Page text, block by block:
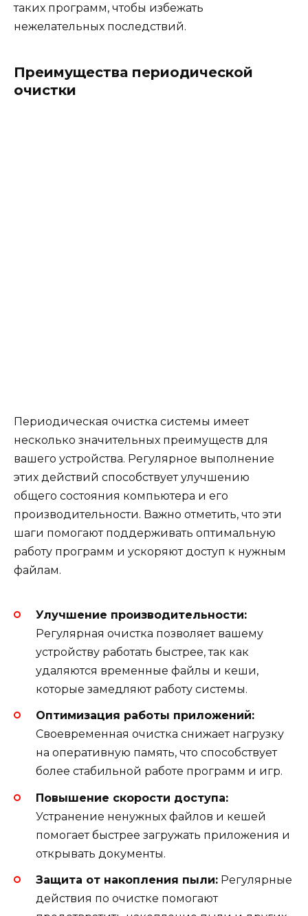
таких программ, чтобы избежать
нежелательных последствий.
Преимущества периодической
очистки
Периодическая очистка системы имеет
несколько значительных преимуществ для
вашего устройства. Регулярное выполнение
этих действий способствует улучшению
общего состояния компьютера и его
производительности. Важно отметить, что эти
шаги помогают поддерживать оптимальную
работу программ и ускоряют доступ к нужным
файлам.
Улучшение производительности:
Регулярная очистка позволяет вашему
устройству работать быстрее, так как
удаляются временные файлы и кеши,
которые замедляют работу системы.
Оптимизация работы приложений:
Своевременная очистка снижает нагрузку
на оперативную память, что способствует
более стабильной работе программ и игр.
Повышение скорости доступа:
Устранение ненужных файлов и кешей
помогает быстрее загружать приложения и
открывать документы.
Защита от накопления пыли: Регулярные
действия по очистке помогают